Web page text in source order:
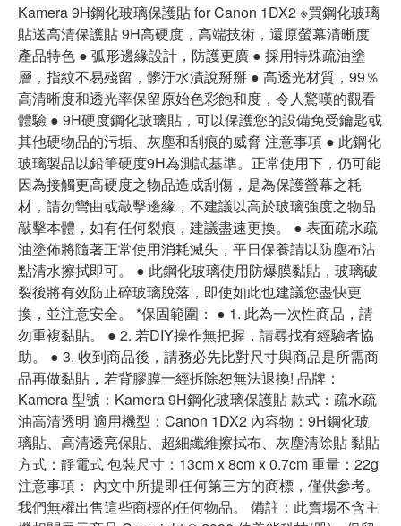
Kamera 9H鋼化玻璃保護貼 for Canon 1DX2 ※買鋼化玻璃
貼送高清保護貼 9H高硬度，高端技術，還原螢幕清晰度
產品特色 ● 弧形邊緣設計，防護更廣 ● 採用特殊疏油塗
層，指紋不易殘留，髒汙水漬說掰掰 ● 高透光材質，99％
高清晰度和透光率保留原始色彩飽和度，令人驚嘆的觀看
體驗 ● 9H硬度鋼化玻璃貼，可以保護您的設備免受鑰匙或
其他硬物品的污垢、灰塵和刮痕的威脅 注意事項 ● 此鋼化
玻璃製品以鉛筆硬度9H為測試基準。正常使用下，仍可能
因為接觸更高硬度之物品造成刮傷，是為保護螢幕之耗
材，請勿彎曲或敲擊邊緣，不建議以高於玻璃強度之物品
敲擊本體，如有任何裂痕，建議盡速更換。 ● 表面疏水疏
油塗佈將隨著正常使用消耗滅失，平日保養請以防塵布沾
點清水擦拭即可。 ● 此鋼化玻璃使用防爆膜黏貼，玻璃破
裂後將有效防止碎玻璃脫落，即使如此也建議您盡快更
換，並注意安全。 *保固範圍： ● 1. 此為一次性商品，請
勿重複黏貼。 ● 2. 若DIY操作無把握，請尋找有經驗者協
助。 ● 3. 收到商品後，請務必先比對尺寸與商品是所需商
品再做黏貼，若背膠膜一經拆除恕無法退換! 品牌：
Kamera 型號：Kamera 9H鋼化玻璃保護貼 款式：疏水疏
油高清透明 適用機型：Canon 1DX2 內容物：9H鋼化玻
璃貼、高清透亮保貼、超細纖維擦拭布、灰塵清除貼 黏貼
方式：靜電式 包裝尺寸：13cm x 8cm x 0.7cm 重量：22g
注意事項： 內文中所提即任何第三方的商標，僅供參考。
我們無權出售這些商標的任何物品。 備註：此賣場不含主